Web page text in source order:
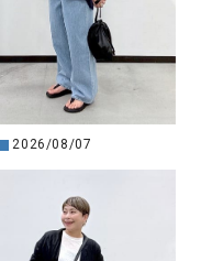
2026/08/07